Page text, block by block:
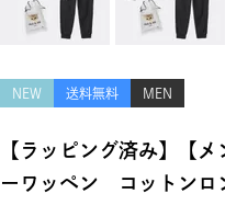
NEW 送料無料 MEN
【ラッピング済み】【
ーワッペン コットンロ